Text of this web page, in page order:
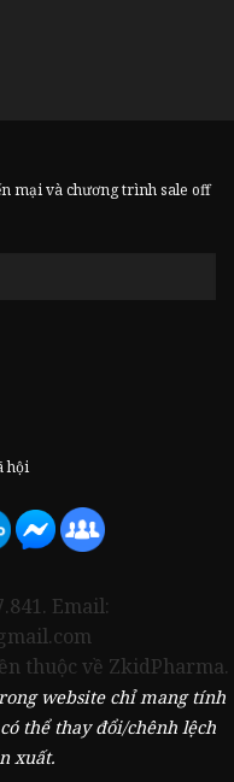
mại và chương trình sale off
hội
Email:
thuộc về ZkidPharma.
website chỉ mang tính
thể thay đổi/chênh lệch
xuất.